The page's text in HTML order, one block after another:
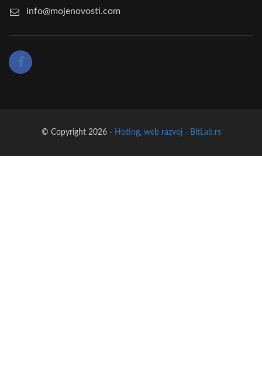
info@mojenovosti.com
© Copyright 2026 - Hoting, web razvoj - BitLab.rs